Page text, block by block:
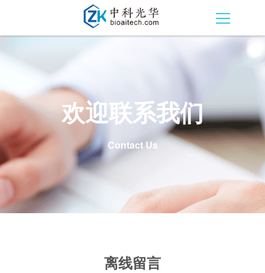
欢迎联系我们
Contact Us
离线留言